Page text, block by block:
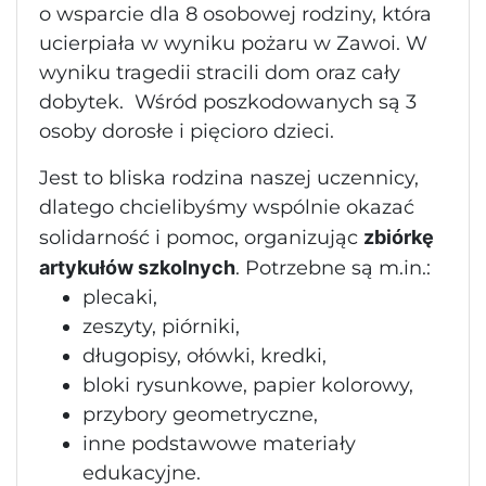
o wsparcie dla 8 osobowej rodziny, która
ucierpiała w wyniku pożaru w Zawoi. W
wyniku tragedii stracili dom oraz cały
dobytek. Wśród poszkodowanych są 3
osoby dorosłe i pięcioro dzieci.
Jest to bliska rodzina naszej uczennicy,
dlatego chcielibyśmy wspólnie okazać
solidarność i pomoc, organizując zbiórkę
artykułów szkolnych. Potrzebne są m.in.:
plecaki,
zeszyty, piórniki,
długopisy, ołówki, kredki,
bloki rysunkowe, papier kolorowy,
przybory geometryczne,
inne podstawowe materiały
edukacyjne.